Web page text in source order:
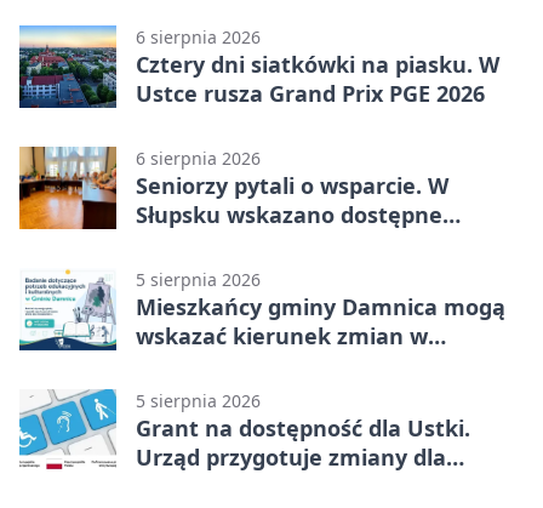
6 sierpnia 2026
Cztery dni siatkówki na piasku. W
Ustce rusza Grand Prix PGE 2026
6 sierpnia 2026
Seniorzy pytali o wsparcie. W
Słupsku wskazano dostępne
5 sierpnia 2026
Mieszkańcy gminy Damnica mogą
wskazać kierunek zmian w
5 sierpnia 2026
Grant na dostępność dla Ustki.
Urząd przygotuje zmiany dla